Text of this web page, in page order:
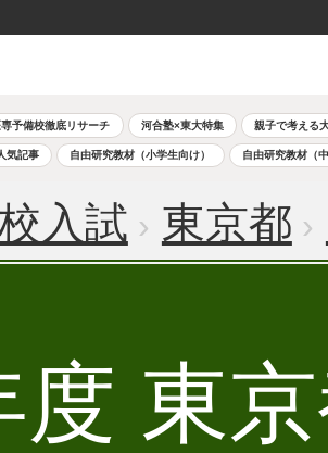
専予備校徹底リサーチ 河合塾×東大特集 親子で考える
気記事 自由研究教材（小学生向け） 自由研究教材（
入試 東京都
度 東